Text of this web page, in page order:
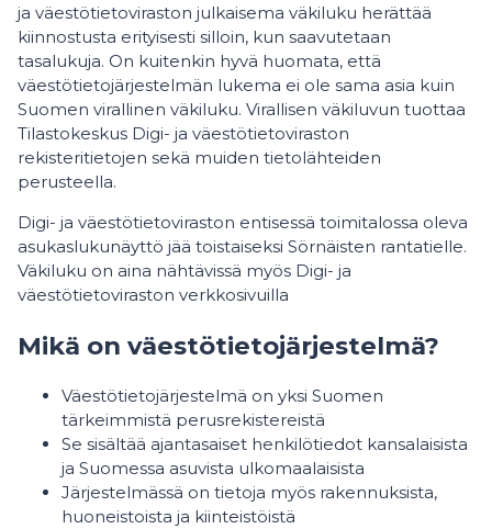
ja väestötietoviraston julkaisema väkiluku herättää
kiinnostusta erityisesti silloin, kun saavutetaan
tasalukuja. On kuitenkin hyvä huomata, että
väestötietojärjestelmän lukema ei ole sama asia kuin
Suomen virallinen väkiluku. Virallisen väkiluvun tuottaa
Tilastokeskus Digi- ja väestötietoviraston
rekisteritietojen sekä muiden tietolähteiden
perusteella.
Digi- ja väestötietoviraston entisessä toimitalossa oleva
asukaslukunäyttö jää toistaiseksi Sörnäisten rantatielle.
Väkiluku on aina nähtävissä myös Digi- ja
väestötietoviraston verkkosivuilla
Mikä on väestötietojärjestelmä?
Väestötietojärjestelmä on yksi Suomen
tärkeimmistä perusrekistereistä
Se sisältää ajantasaiset henkilötiedot kansalaisista
ja Suomessa asuvista ulkomaalaisista
Järjestelmässä on tietoja myös rakennuksista,
huoneistoista ja kiinteistöistä